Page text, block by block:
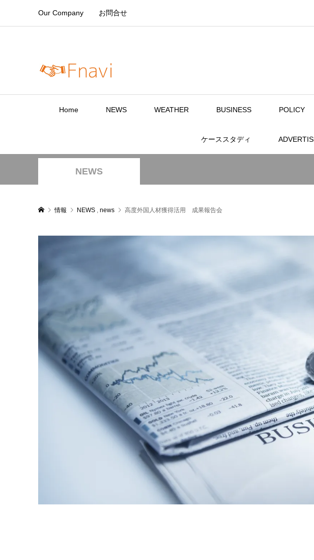
Our Company お問合せ
Home NEWS WEATHER BUSINESS POLICY
ケーススタディ
NEWS
情報 NEWS , news 高度外国人材獲得活用 成果報告会